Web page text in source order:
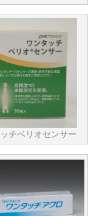
チベリオセンサー